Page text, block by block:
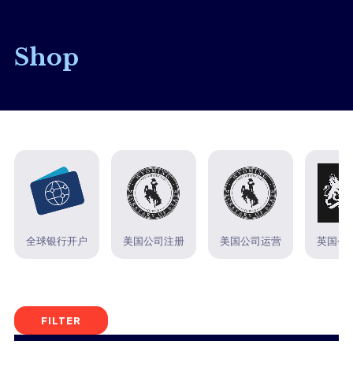
Shop
全球银行开户 美国公司注册 美国公司运营 英国公
FILTER